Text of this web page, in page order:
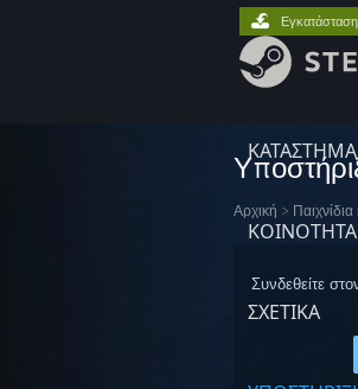
ΚΑΤΑΣΤΗΜΑ
ΚΟΙΝΟΤΗΤΑ
ΣΧΕΤΙΚΆ
Αρχική >
Συνδεθείτε